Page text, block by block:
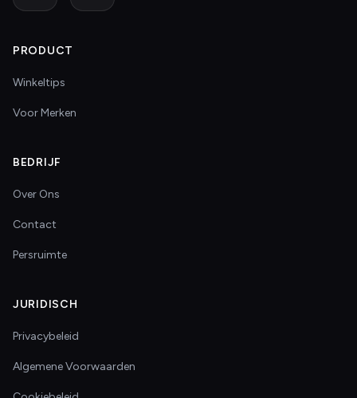
PRODUCT
Winkeltips
Voor Merken
BEDRIJF
Over Ons
Contact
Persruimte
JURIDISCH
Privacybeleid
Algemene Voorwaarden